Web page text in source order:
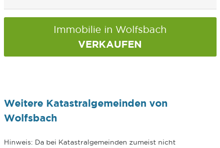
Immobilie in Wolfsbach
VERKAUFEN
Weitere Katastralgemeinden von
Wolfsbach
Hinweis: Da bei Katastralgemeinden zumeist nicht